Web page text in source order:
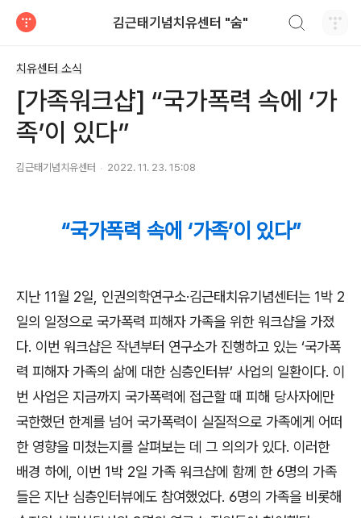
김근태기념치유센터 "숨"
치유센터 소식
[가족워크샵] “국가폭력 속에 ‘가
족’이 있다”
김근태기념치유센터 2022. 11. 23. 15:08
“국가폭력 속에 ‘가족’이 있다”
지난 11월 2일, 인권의학연구소·김근태치유기념센터는 1박 2
일의 일정으로 국가폭력 피해자 가족을 위한 워크샵을 가졌
다. 이번 워크샵은 작년부터 연구소가 진행하고 있는 ‘국가폭
력 피해자 가족의 삶에 대한 심층인터뷰’ 사업의 일환이다. 이
번 사업은 지금까지 국가폭력에 접근할 때 피해 당사자에만
국한했던 한계를 넘어 국가폭력이 실질적으로 가족에게 어떠
한 영향을 미쳤는지를 살펴보는 데 그 의의가 있다. 이러한
배경 하에, 이번 1박 2일 가족 워크샵에 함께 한 6명의 가족
들은 지난 심층인터뷰에도 참여했었다. 6명의 가족을 비롯해